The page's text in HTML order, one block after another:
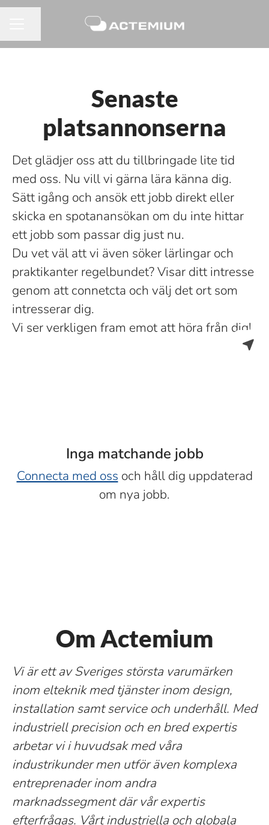
Senaste
platsannonserna
Det glädjer oss att du tillbringade lite tid
med oss. Nu vill vi gärna lära känna dig.
Sätt igång och ansök ett jobb direkt eller
skicka en spotanansökan om du inte hittar
ett jobb som passar dig just nu.
Du vet väl att vi även söker lärlingar och
praktikanter regelbundet? Visar ditt intresse
genom att connetcta och välj det ort som
intresserar dig.
Vi ser verkligen fram emot att höra från dig!
Inga matchande jobb
Connecta med oss och håll dig uppdaterad
om nya jobb.
Om Actemium
Vi är ett av Sveriges största varumärken
inom elteknik med tjänster inom design,
installation samt service och underhåll. Med
industriell precision och en bred expertis
arbetar vi i huvudsak med våra
industrikunder men utför även komplexa
entreprenader inom andra
marknadssegment där vår expertis
efterfrågas. Vårt industriella och globala